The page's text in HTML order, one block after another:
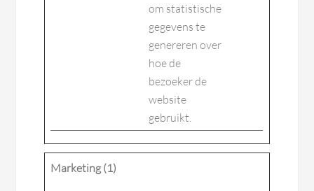
om statistische
gegevens te
genereren over
hoe de
bezoeker de
website
gebruikt.
Marketing (1)